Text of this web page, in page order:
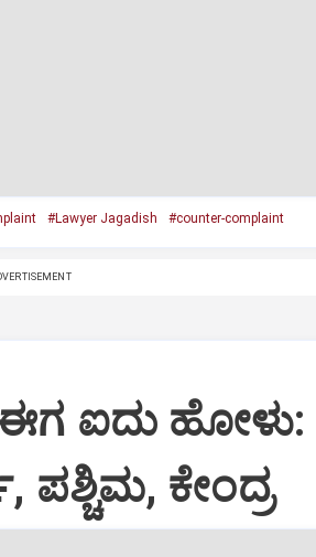
#Lawyer Jagadish #counter-complaint
ಈಗ ಐದು
ಪಶ್ಚಿಮ, ಕೇಂದ್ರ